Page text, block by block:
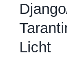
Licht